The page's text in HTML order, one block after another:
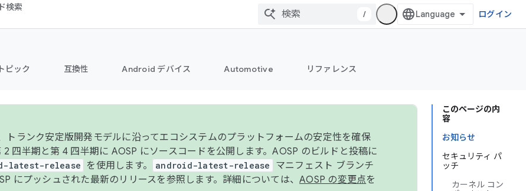
検索
/ ログイン
ピック 互換性 Android デバイス Automotive リファレンス
このページの内
容
お知らせ
セキュリティ パ
ッチ
カーネル コン
トランク安定版開発モデルに沿ってエコシステムのプラットフォームの安定性を確保
2 四半期と第 4 四半期に AOSP にソースコードを公開します。AOSP のビルドと投稿に
latest-release を使用します。 android-latest-release
マニフェスト ブランチ
にプッシュされた最新のリリースを参照します。詳細については、 AOSP の変更点を